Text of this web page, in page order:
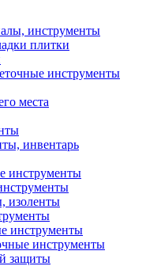
инструменты
плитки
инструменты
места
инвентарь
инструменты
изоленты
инструменты
инструменты
защиты